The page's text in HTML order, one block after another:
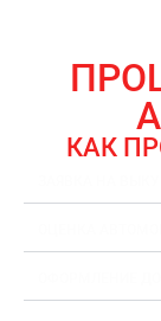
КАК